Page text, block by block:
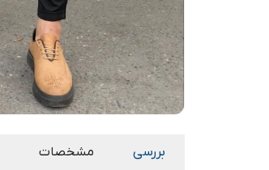
بررسی مشخصات